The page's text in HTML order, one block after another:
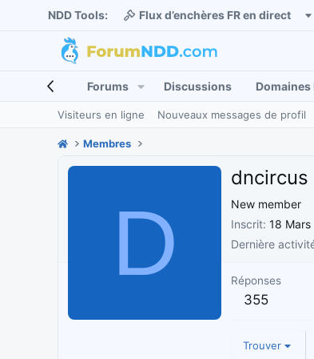
NDD Tools: Flux d’enchères FR en direct
Forums Discussions Domaines
Visiteurs en ligne Nouveaux messages de profil
Membres
D
dncircus
New member
Inscrit 18
Dernière
Réponses
355
Trouver